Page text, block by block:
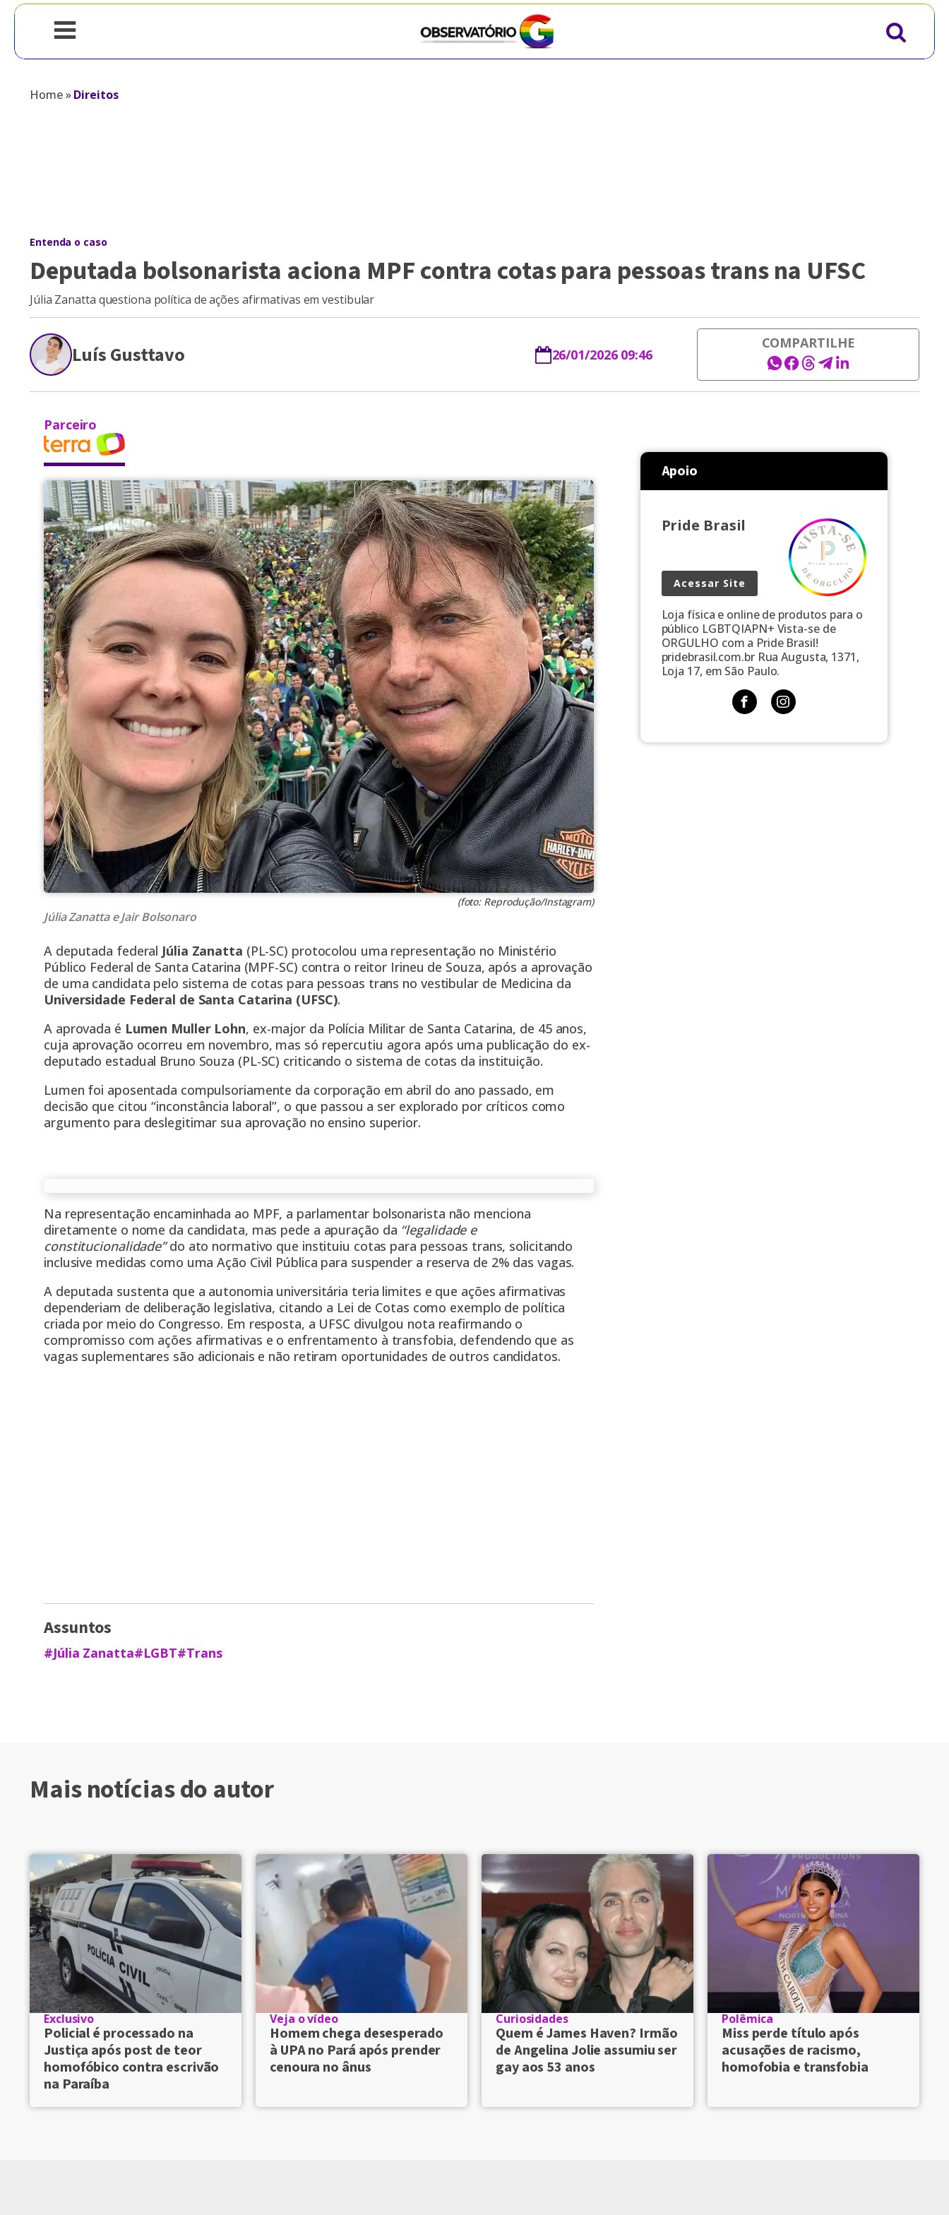
Home»Direitos
Entenda o caso
Deputada bolsonarista aciona MPF contra cotas para pessoas trans na UFSC
Júlia Zanatta questiona política de ações afirmativas em vestibular
Luís Gusttavo 26/01/2026 09:46
COMPARTILHE
Parceiro
(foto: Reprodução/Instagram)
Júlia Zanatta e Jair Bolsonaro
A deputada federal Júlia Zanatta (PL-SC) protocolou uma representação no Ministério
Público Federal de Santa Catarina (MPF-SC) contra o reitor Irineu de Souza, após a aprovação
de uma candidata pelo sistema de cotas para pessoas trans no vestibular de Medicina da
Universidade Federal de Santa Catarina (UFSC).
A aprovada é Lumen Muller Lohn, ex-major da Polícia Militar de Santa Catarina, de 45 anos,
cuja aprovação ocorreu em novembro, mas só repercutiu agora após uma publicação do ex-
deputado estadual Bruno Souza (PL-SC) criticando o sistema de cotas da instituição.
Lumen foi aposentada compulsoriamente da corporação em abril do ano passado, em
decisão que citou “inconstância laboral”, o que passou a ser explorado por críticos como
argumento para deslegitimar sua aprovação no ensino superior.
Na representação encaminhada ao MPF, a parlamentar bolsonarista não menciona
diretamente o nome da candidata, mas pede a apuração da “legalidade e
constitucionalidade”do ato normativo que instituiu cotas para pessoas trans, solicitando
inclusive medidas como uma Ação Civil Pública para suspender a reserva de 2% das vagas.
A deputada sustenta que a autonomia universitária teria limites e que ações afirmativas
dependeriam de deliberação legislativa, citando a Lei de Cotas como exemplo de política
criada por meio do Congresso. Em resposta, a UFSC divulgou nota reafirmando o
compromisso com ações afirmativas e o enfrentamento à transfobia, defendendo que as
vagas suplementares são adicionais e não retiram oportunidades de outros candidatos.
Assuntos
#Júlia Zanatta#LGBT#Trans
Apoio
Pride Brasil
Acessar Site
Loja física e online de produtos para o
público LGBTQIAPN+ Vista-se de
ORGULHO com a Pride Brasil!
pridebrasil.com.br Rua Augusta, 1371,
Loja 17, em São Paulo.
Mais notícias do autor
Exclusivo
Policial é processado na
Justiça após post de teor
homofóbico contra escrivão
na Paraíba
Veja o vídeo
Homem chega desesperado
à UPA no Pará após prender
cenoura no ânus
Curiosidades
Quem é James Haven? Irmão
de Angelina Jolie assumiu ser
gay aos 53 anos
Polêmica
Miss perde título após
acusações de racismo,
homofobia e transfobia